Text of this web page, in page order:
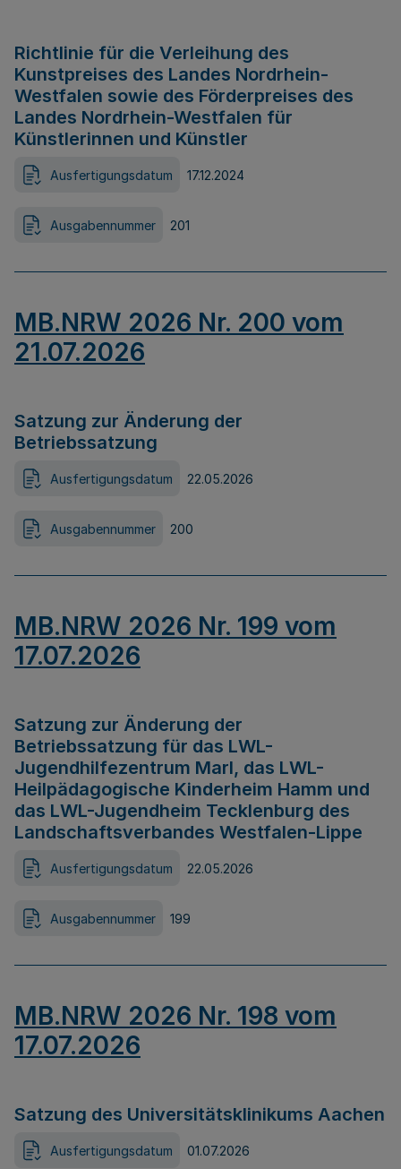
Richtlinie für die Verleihung des
Kunstpreises des Landes Nordrhein-
Westfalen sowie des Förderpreises des
Landes Nordrhein-Westfalen für
Künstlerinnen und Künstler
Ausfertigungsdatum 17.12.2024
Ausgabennummer 201
MB.NRW 2026 Nr. 200 vom
21.07.2026
Satzung zur Änderung der
Betriebssatzung
Ausfertigungsdatum 22.05.2026
Ausgabennummer 200
MB.NRW 2026 Nr. 199 vom
17.07.2026
Satzung zur Änderung der
Betriebssatzung für das LWL-
Jugendhilfezentrum Marl, das LWL-
Heilpädagogische Kinderheim Hamm und
das LWL-Jugendheim Tecklenburg des
Landschaftsverbandes Westfalen-Lippe
Ausfertigungsdatum 22.05.2026
Ausgabennummer 199
MB.NRW 2026 Nr. 198 vom
17.07.2026
Satzung des Universitätsklinikums Aachen
Ausfertigungsdatum 01.07.2026